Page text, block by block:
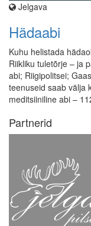
Jelgava
Hädaabi
Kuhu helistada
Riikliku tuletõrje – ja
abi; Riigipolitsei;
teenuseid saab välja
meditsiiniline abi –
Partnerid